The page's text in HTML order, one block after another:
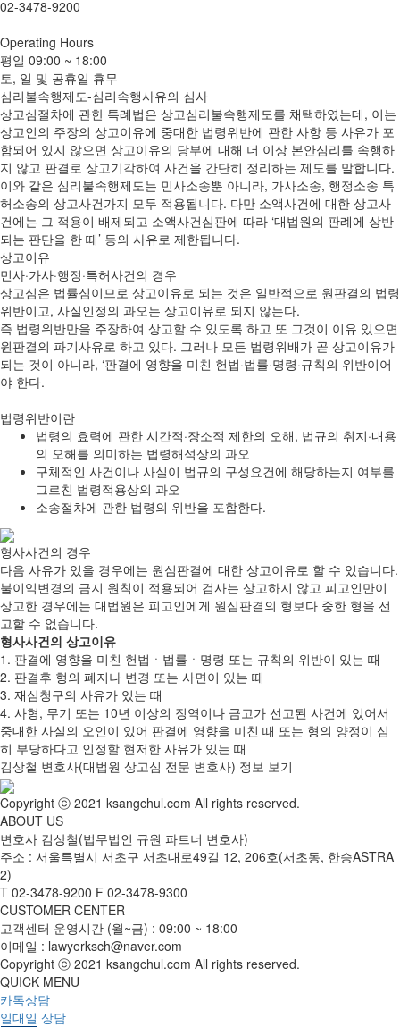
02-3478-9200
Operating Hours
평일 09:00 ~ 18:00
토, 일 및 공휴일 휴무
심리불속행제도-심리속행사유의 심사
상고심절차에 관한 특례법은 상고심리불속행제도를 채택하였는데, 이는
상고인의 주장의 상고이유에 중대한 법령위반에 관한 사항 등 사유가 포
함되어 있지 않으면 상고이유의 당부에 대해 더 이상 본안심리를 속행하
지 않고 판결로 상고기각하여 사건을 간단히 정리하는 제도를 말합니다.
이와 같은 심리불속행제도는 민사소송뿐 아니라, 가사소송, 행정소송 특
허소송의 상고사건가지 모두 적용됩니다. 다만 소액사건에 대한 상고사
건에는 그 적용이 배제되고 소액사건심판에 따라 ‘대법원의 판례에 상반
되는 판단을 한 때’ 등의 사유로 제한됩니다.
상고이유
민사·가사·행정·특허사건의 경우
상고심은 법률심이므로 상고이유로 되는 것은 일반적으로 원판결의 법령
위반이고, 사실인정의 과오는 상고이유로 되지 않는다.
즉 법령위반만을 주장하여 상고할 수 있도록 하고 또 그것이 이유 있으면
원판결의 파기사유로 하고 있다. 그러나 모든 법령위배가 곧 상고이유가
되는 것이 아니라, ‘판결에 영향을 미친 헌법·법률·명령·규칙의 위반이어
야 한다.
법령위반이란
법령의 효력에 관한 시간적·장소적 제한의 오해, 법규의 취지·내용
의 오해를 의미하는 법령해석상의 과오
구체적인 사건이나 사실이 법규의 구성요건에 해당하는지 여부를
그르친 법령적용상의 과오
소송절차에 관한 법령의 위반을 포함한다.
형사사건의 경우
다음 사유가 있을 경우에는 원심판결에 대한 상고이유로 할 수 있습니다.
불이익변경의 금지 원칙이 적용되어 검사는 상고하지 않고 피고인만이
상고한 경우에는 대법원은 피고인에게 원심판결의 형보다 중한 형을 선
고할 수 없습니다.
형사사건의 상고이유
1. 판결에 영향을 미친 헌법ㆍ법률ㆍ명령 또는 규칙의 위반이 있는 때
2. 판결후 형의 폐지나 변경 또는 사면이 있는 때
3. 재심청구의 사유가 있는 때
4. 사형, 무기 또는 10년 이상의 징역이나 금고가 선고된 사건에 있어서
중대한 사실의 오인이 있어 판결에 영향을 미친 때 또는 형의 양정이 심
히 부당하다고 인정할 현저한 사유가 있는 때
김상철 변호사(대법원 상고심 전문 변호사) 정보 보기
Copyright ⓒ 2021 ksangchul.com All rights reserved.
ABOUT US
변호사 김상철(법무법인 규원 파트너 변호사)
주소 : 서울특별시 서초구 서초대로49길 12, 206호(서초동, 한승ASTRA
2)
T 02-3478-9200 F 02-3478-9300
CUSTOMER CENTER
고객센터 운영시간 (월~금) : 09:00 ~ 18:00
이메일 : lawyerksch@naver.com
Copyright ⓒ 2021 ksangchul.com All rights reserved.
QUICK MENU
카톡상담
일대일 상담